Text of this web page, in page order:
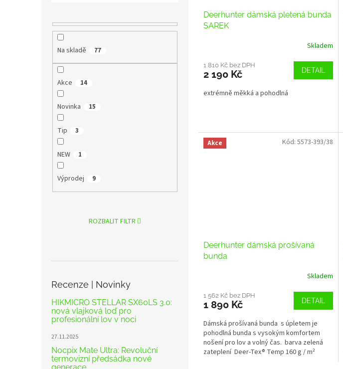
Na skladě 77
Akce 14
Novinka 15
Tip 3
NEW 1
Výprodej 9
ROZBALIT FILTR
Recenze | Novinky
HIKMICRO STELLAR SX60LS 3.0:
nová vlajková loď pro
profesionální lov v noci
27.11.2025
Nocpix Mate Ultra: Revoluční
termovizní předsádka nové
generace
Deerhunter dámská pletená bunda
SAREK
Skladem
1 810 Kč bez DPH
2 190 Kč DETAIL
extrémně měkká a pohodlná
Akce
Deerhunter dámská prošívaná
bunda
Skladem
1 562 Kč bez DPH
1 890 Kč DETAIL
Dámská prošívaná bunda s úpletem je
pohodlná bunda s vysokým komfortem
nošení pro lov a volný čas. barva zelená
zateplení Deer-Tex® Temp 160 g / m²
Kód: 5573-393/38